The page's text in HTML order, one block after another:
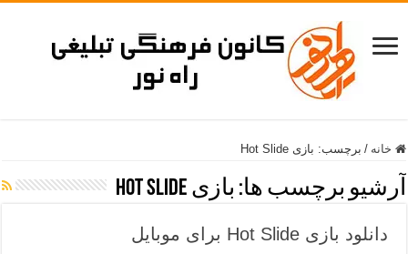
خانه / برچسب: بازی Hot Slide
آرشیو برچسب ها: بازی Hot Slide
دانلود بازی Hot Slide برای موبایل